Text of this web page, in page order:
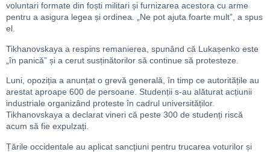
voluntari formate din foști militari și furnizarea acestora cu arme
pentru a asigura legea și ordinea. „Ne pot ajuta foarte mult”, a spus
el.
Tikhanovskaya a respins remanierea, spunând că Lukașenko este
„în panică” și a cerut susținătorilor să continue să protesteze.
Luni, opoziția a anunțat o grevă generală, în timp ce autoritățile au
arestat aproape 600 de persoane. Studenții s-au alăturat acțiunii
industriale organizând proteste în cadrul universităților.
Tikhanovskaya a declarat vineri că peste 300 de studenți riscă
acum să fie expulzați.
Țările occidentale au aplicat sancțiuni pentru trucarea voturilor și